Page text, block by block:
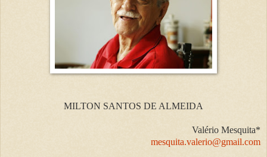
MILTON SANTOS DE ALMEIDA
Valério Mesquita*
mesquita.valerio@gmail.com